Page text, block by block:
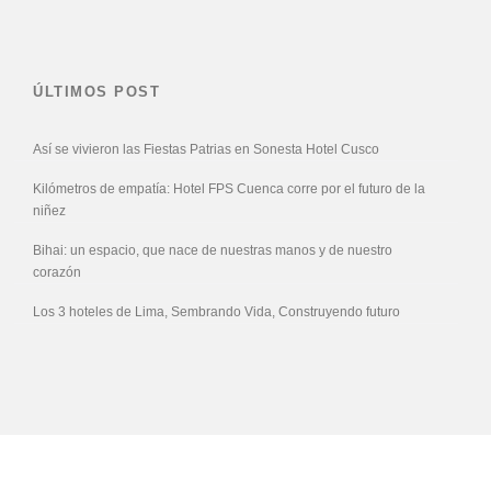
ÚLTIMOS POST
Así se vivieron las Fiestas Patrias en Sonesta Hotel Cusco
Kilómetros de empatía: Hotel FPS Cuenca corre por el futuro de la
niñez
Bihai: un espacio, que nace de nuestras manos y de nuestro
corazón
Los 3 hoteles de Lima, Sembrando Vida, Construyendo futuro